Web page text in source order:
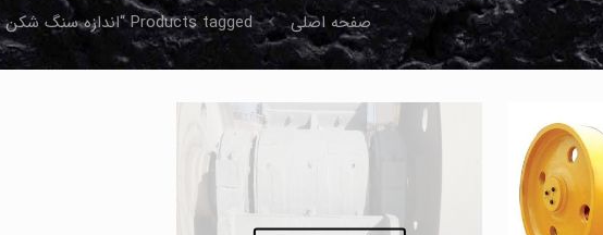
صفحه اصلی Products tagged “اندازه سنگ شکن فکی”